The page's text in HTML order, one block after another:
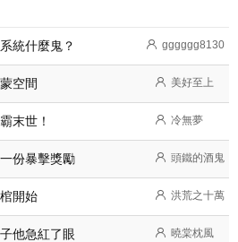
統什麼鬼？ gggggg8130
空間 美好至上
末世！ 冷無夢
份暴擊獎勵 頭鐵的酒鬼
開始 洪荒之十萬
他急紅了眼 曉棠枕風